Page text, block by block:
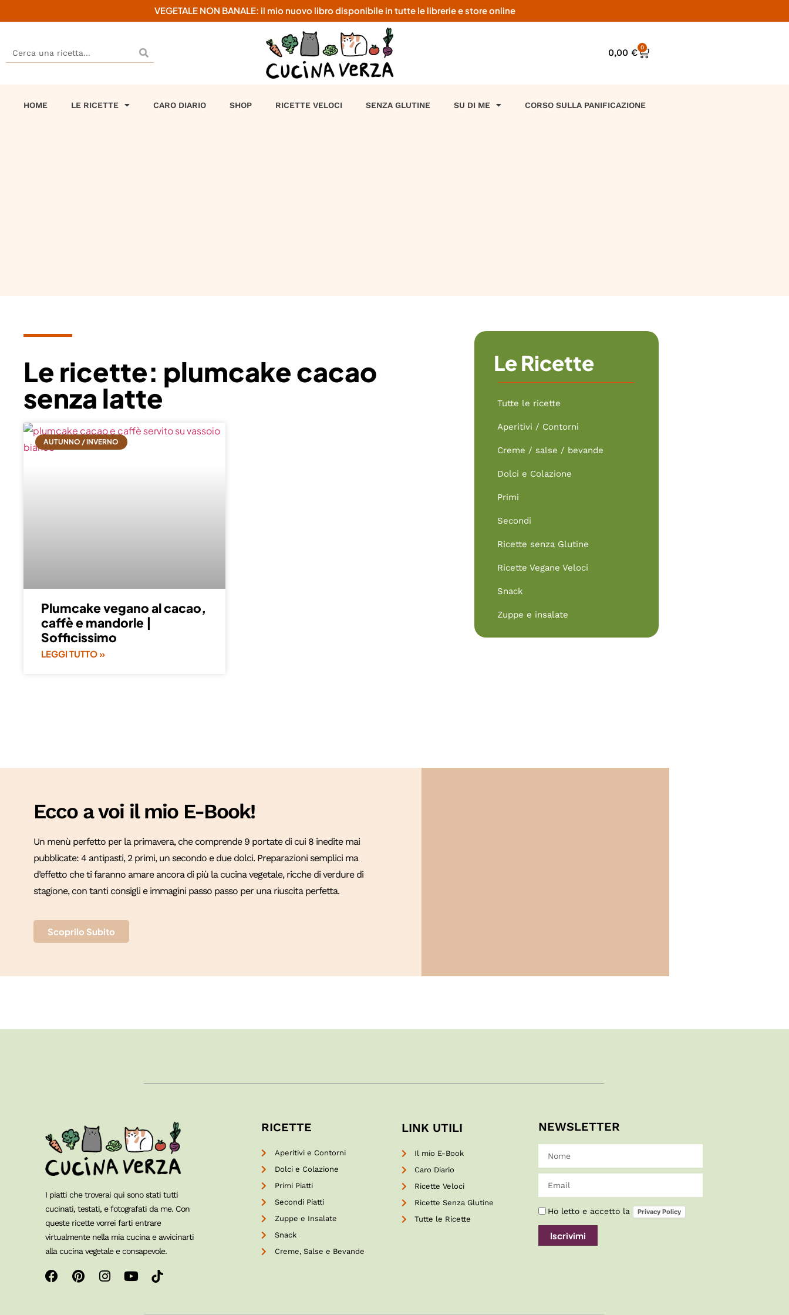
VEGETALE NON BANALE: il mio nuovo libro disponibile in tutte le librerie e store online
0,00 € 0
HOME LE RICETTE CARO DIARIO SHOP RICETTE VELOCI SENZA GLUTINE SU DI ME CORSO SULLA PANIFICAZIONE
Le ricette: plumcake cacao
senza latte
AUTUNNO / INVERNO
Plumcake vegano al cacao,
caffè e mandorle |
Sofficissimo
LEGGI TUTTO »
Le Ricette
Tutte le ricette
Aperitivi / Contorni
Creme / salse / bevande
Dolci e Colazione
Primi
Secondi
Ricette senza Glutine
Ricette Vegane Veloci
Snack
Zuppe e insalate
Ecco a voi il mio E-Book!
Un menù perfetto per la primavera, che comprende 9 portate di cui 8 inedite mai
pubblicate: 4 antipasti, 2 primi, un secondo e due dolci. Preparazioni semplici ma
d’effetto che ti faranno amare ancora di più la cucina vegetale, ricche di verdure di
stagione, con tanti consigli e immagini passo passo per una riuscita perfetta.
Scoprilo Subito
I piatti che troverai qui sono stati tutti
cucinati, testati, e fotografati da me. Con
queste ricette vorrei farti entrare
virtualmente nella mia cucina e avvicinarti
alla cucina vegetale e consapevole.
RICETTE
Aperitivi e Contorni
Dolci e Colazione
Primi Piatti
Secondi Piatti
Zuppe e Insalate
Snack
Creme, Salse e Bevande
LINK UTILI
Il mio E-Book
Caro Diario
Ricette Veloci
Ricette Senza Glutine
Tutte le Ricette
NEWSLETTER
Ho letto e accetto la Privacy Policy
Iscrivimi